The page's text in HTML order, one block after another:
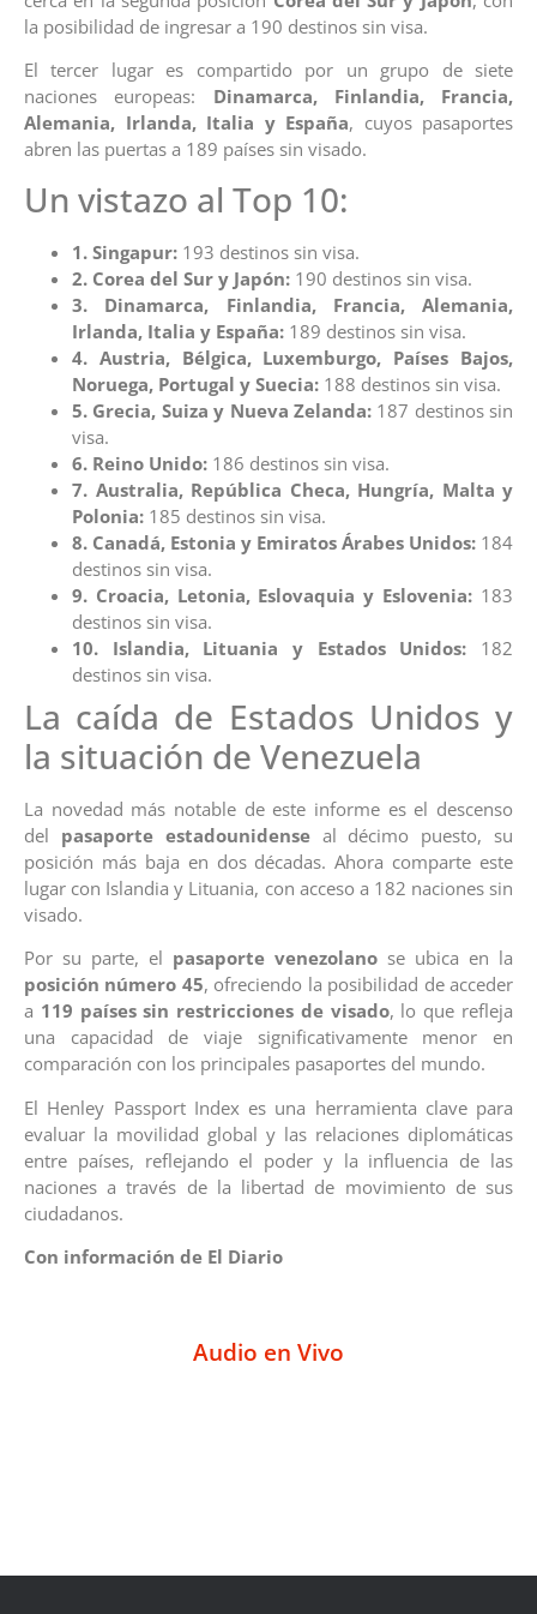
la posibilidad de ingresar a 190 destinos sin visa.
El tercer lugar es compartido por un grupo de siete
naciones europeas: Dinamarca, Finlandia, Francia,
Alemania, Irlanda, Italia y España, cuyos pasaportes
abren las puertas a 189 países sin visado.
Un vistazo al Top 10:
1. Singapur: 193 destinos sin visa.
2. Corea del Sur y Japón: 190 destinos sin visa.
3. Dinamarca, Finlandia, Francia, Alemania,
Irlanda, Italia y España: 189 destinos sin visa.
4. Austria, Bélgica, Luxemburgo, Países Bajos,
Noruega, Portugal y Suecia: 188 destinos sin visa.
5. Grecia, Suiza y Nueva Zelanda:187 destinos sin
visa.
6. Reino Unido: 186 destinos sin visa.
7. Australia, República Checa, Hungría, Malta y
Polonia: 185 destinos sin visa.
8. Canadá, Estonia y Emiratos Árabes Unidos: 184
destinos sin visa.
9. Croacia, Letonia, Eslovaquia y Eslovenia: 183
destinos sin visa.
10. Islandia, Lituania y Estados Unidos: 182
destinos sin visa.
La caída de Estados Unidos y
la situación de Venezuela
La novedad más notable de este informe es el descenso
del pasaporte estadounidenseal décimo puesto, su
posición más baja en dos décadas. Ahora comparte este
lugar con Islandia y Lituania, con acceso a 182 naciones sin
visado.
Por su parte, el pasaporte venezolano se ubica en la
posición número 45, ofreciendo la posibilidad de acceder
a 119 países sin restricciones de visado, lo que refleja
una capacidad de viaje significativamente menor en
comparación con los principales pasaportes del mundo.
El Henley Passport Index es una herramienta clave para
evaluar la movilidad global y las relaciones diplomáticas
entre países, reflejando el poder y la influencia de las
naciones a través de la libertad de movimiento de sus
ciudadanos.
Con información de El Diario
Audio en Vivo